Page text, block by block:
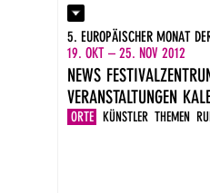
Kontakt
Presse
Newsletter
Impressum
DE
EN
5. EUROPÄISCHER MONAT
19. OKT – 25. NOV 2012
NEWS
ORTE KÜNSTLER THEMEN
VERANSTALTUNGEN